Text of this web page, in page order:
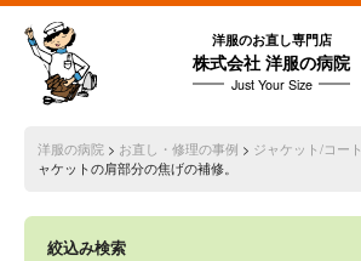
洋服のお直し専門店
株式会社 洋服の病院
Just Your Size
洋服の病院 > お直し・修理の事例 > ジャケット/コート
ャケットの肩部分の焦げの補修。
絞込み検索